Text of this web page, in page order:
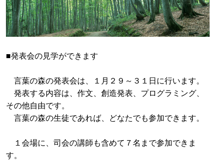
■発表会の見学ができます
言葉の森の発表会は、１月２９～３１日に行います。
発表する内容は、作文、創造発表、プログラミング、
その他自由です。
言葉の森の生徒であれば、どなたでも参加できます。
１会場に、司会の講師も含めて７名まで参加できま
す。